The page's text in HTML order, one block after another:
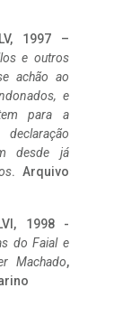
1997 –
e outros
achão ao
e
para a
desde já
. Arquivo
1998 -
do Faial e
Machado,